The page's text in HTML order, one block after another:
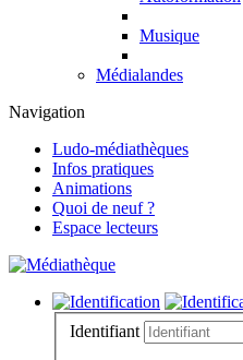
Musique
Médialandes
Navigation
Ludo-médiathèques
Infos pratiques
Animations
Quoi de neuf ?
Espace lecteurs
Identifiant